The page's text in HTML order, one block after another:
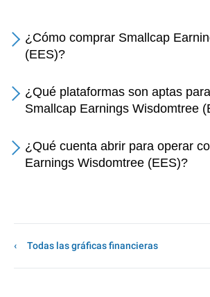
¿Cómo comprar Smallcap
(EES)?
¿Qué plataformas son aptas
Smallcap Earnings Wisdomtree
¿Qué cuenta abrir para operar
Earnings Wisdomtree (EES)?
Todas las gráficas financieras